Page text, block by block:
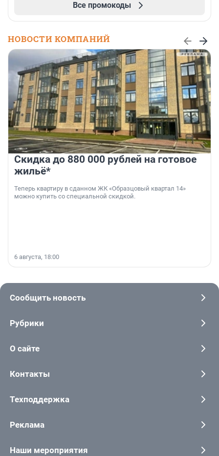
Все промокоды
НОВОСТИ КОМПАНИЙ
Скидка до 880 000 рублей на готовое
жильё*
Теперь квартиру в сданном ЖК «Образцовый квартал 14»
можно купить со специальной скидкой.
6 августа, 18:00
Сообщить новость
Рубрики
О сайте
Контакты
Техподдержка
Реклама
Наши мероприятия